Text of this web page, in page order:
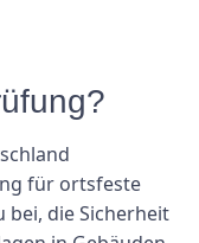
für ortsfeste
bei, die Sicherheit